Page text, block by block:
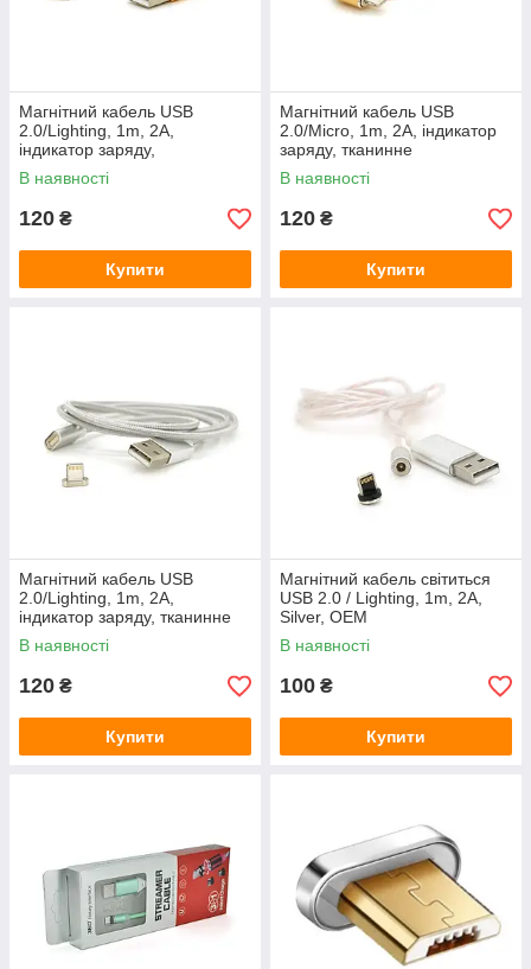
Магнітний кабель USB
2.0/Lighting, 1m, 2А,
індикатор заряду,
обплетення тканини, знімач,
Gold, Blister ( під наконечник
В наявності
120 ₴
Купити
Магнітний кабель USB
2.0/Micro, 1m, 2А, індикатор
заряду, тканинне
обплетення, знімач, Gold,
Blister ( під наконечник 8751 )
В наявності
120 ₴
Купити
Магнітний кабель USB
2.0/Lighting, 1m, 2А,
індикатор заряду, тканинне
обплетення, знімач, Silver,
Blister ( під наконечник 1938 )
В наявності
120 ₴
Купити
Магнітний кабель світиться
USB 2.0 / Lighting, 1m, 2А,
Silver, OEM
В наявності
100 ₴
Купити